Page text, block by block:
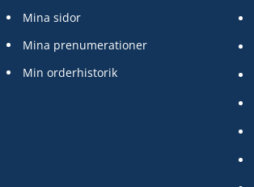
Mina sidor
Mina prenumerationer
Min orderhistorik